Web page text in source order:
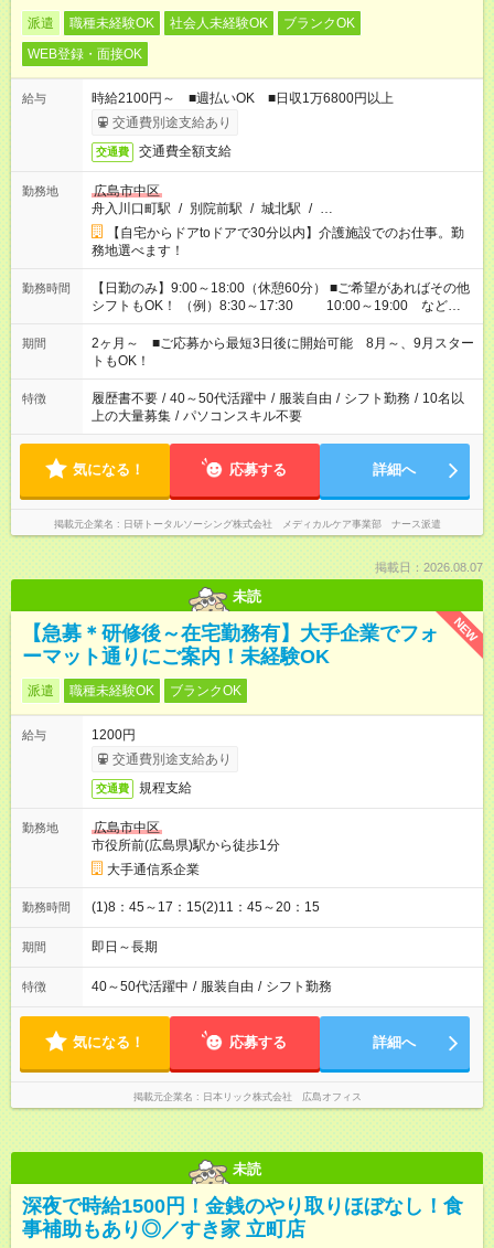
派遣 職種未経験OK 社会人未経験OK
ブランクOK
WEB登録・面接OK
給与
時給2100円～ ■週払いOK ■日収1万6800円以上
交通費別途支給あり
交通費 交通費全額支給
勤務地
広島市中区
舟入川口町駅 / 別院前駅 / 城北駅 / …
【自宅からドアtoドアで30分以内】介護施設でのお仕事。勤
務地選べます！
勤務時間
【日勤のみ】9:00～18:00（休憩60分） ■ご希望があればその他
シフトもOK！ （例）8:30～17:30 10:00～19:00 など
「家族とお休みを合わせたい」 「できれば残業はしたくない」
など、あなたのご希望に沿ったお仕事をご紹介します！ ※Wワ
ーク希望の方へ 今ご覧のお仕事で希望する勤務時間と、もう1つ
のお仕事の勤務時間。 合計で週40時間を超える場合は応募でき
ません
期間
2ヶ月～ ■ご応募から最短3日後に開始可能 8月～、9月スター
トもOK！
特徴 履歴書不要 / 40～50代活躍中 / 服装自由 / シフト勤務 / 10名以
上の大量募集 / パソコンスキル不要
気になる！ 応募する 詳細へ
掲載元企業名 日研トータルソーシング株式会社 メディカルケア事業部 ナース派遣
掲載日：2026.08.07
未読
NEW
【急募＊研修後～在宅勤務有】大手企業でフォ
ーマット通りにご案内！未経験OK
派遣 職種未経験OK ブランクOK
給与
1200円
交通費別途支給あり
交通費 規程支給
勤務地
広島市中区
市役所前(広島県)駅から徒歩1分
大手通信系企業
勤務時間 (1)8：45～17：15(2)11：45～20：15
期間 即日～長期
特徴 40～50代活躍中 / 服装自由 / シフト勤務
気になる！ 応募する 詳細へ
掲載元企業名 日本リック株式会社 広島オフィス
未読
深夜で時給1500円！金銭のやり取りほぼなし！食
事補助もあり◎／すき家 立町店